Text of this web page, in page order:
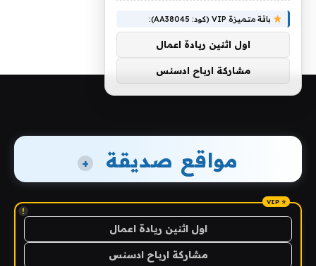
مواقع صديقة +
!
اول اثنين ريادة اعمال
مشاركة ارباح ادسنس
باقة متميزة VIP (كود: AA38045):
اول اثنين ريادة اعمال
مشاركة ارباح ادسنس